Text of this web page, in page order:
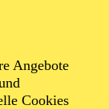
Angebote
Cookies